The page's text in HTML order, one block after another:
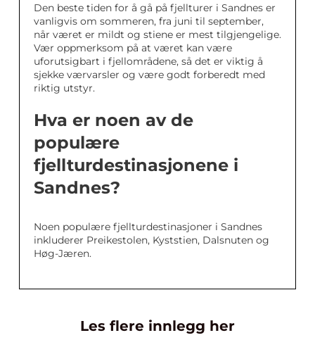
Den beste tiden for å gå på fjellturer i Sandnes er
vanligvis om sommeren, fra juni til september,
når været er mildt og stiene er mest tilgjengelige.
Vær oppmerksom på at været kan være
uforutsigbart i fjellområdene, så det er viktig å
sjekke værvarsler og være godt forberedt med
riktig utstyr.
Hva er noen av de
populære
fjellturdestinasjonene i
Sandnes?
Noen populære fjellturdestinasjoner i Sandnes
inkluderer Preikestolen, Kyststien, Dalsnuten og
Høg-Jæren.
Les flere innlegg her